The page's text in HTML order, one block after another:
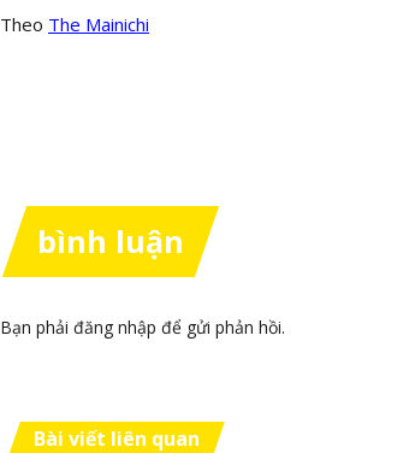
Theo The Mainichi
bình luận
Bạn phải đăng nhập để gửi phản hồi.
Bài viết liên quan